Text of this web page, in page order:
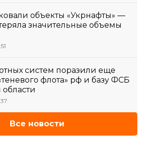
объекты «Укрнафты» —
значительные объемы
систем поразили еще
флота» рф и базу ФСБ
Все новости